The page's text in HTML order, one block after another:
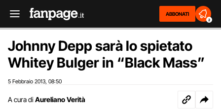
ABBONATI
2
Johnny Depp sarà lo spietato
Whitey Bulger in “Black Mass”
5 Febbraio 2013 08:50
A cura di Aureliano Verità